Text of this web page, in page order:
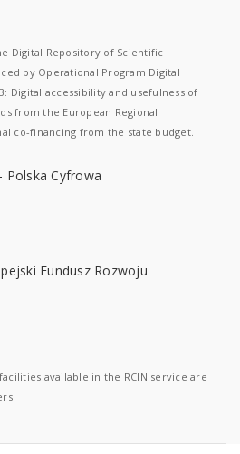
Digital Repository of Scientific
by Operational Program Digital
Digital accessibility and usefulness of
from the European Regional
co-financing from the state budget.
available in the RCIN service are